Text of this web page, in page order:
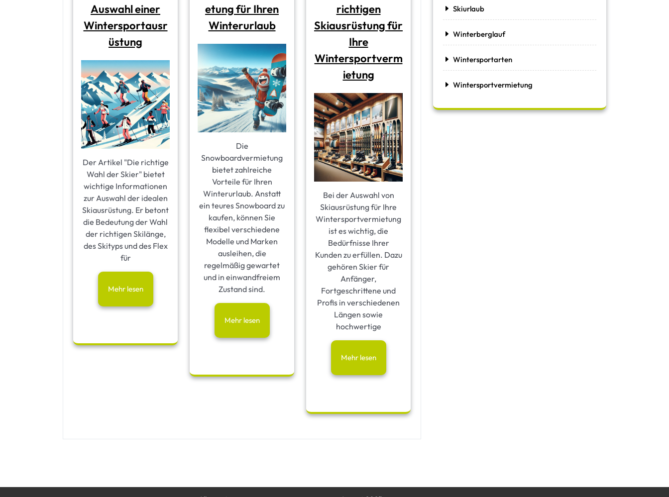
Auswahl einer
Wintersportausr
üstung
Der Artikel "Die richtige
Wahl der Skier" bietet
wichtige Informationen
zur Auswahl der idealen
Skiausrüstung. Er betont
die Bedeutung der Wahl
der richtigen Skilänge,
des Skityps und des Flex
für
Mehr lesen
etung für Ihren
Winterurlaub
Die
Snowboardvermietung
bietet zahlreiche
Vorteile für Ihren
Winterurlaub. Anstatt
ein teures Snowboard zu
kaufen, können Sie
flexibel verschiedene
Modelle und Marken
ausleihen, die
regelmäßig gewartet
und in einwandfreiem
Zustand sind.
Mehr lesen
richtigen
Skiausrüstung für
Ihre
Wintersportverm
ietung
Bei der Auswahl von
Skiausrüstung für Ihre
Wintersportvermietung
ist es wichtig, die
Bedürfnisse Ihrer
Kunden zu erfüllen. Dazu
gehören Skier für
Anfänger,
Fortgeschrittene und
Profis in verschiedenen
Längen sowie
hochwertige
Mehr lesen
Skiurlaub
Winterberglauf
Wintersportarten
Wintersportvermietung